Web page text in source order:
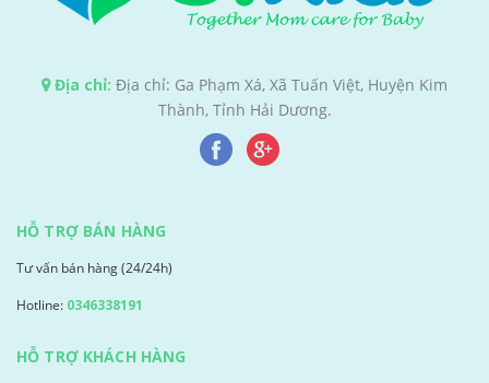
Địa chỉ: Địa chỉ: Ga Phạm Xá, Xã Tuấn Việt, Huyện Kim
Thành, Tỉnh Hải Dương.
HỖ TRỢ BÁN HÀNG
Tư vấn bán hàng (24/24h)
Hotline: 0346338191
HỖ TRỢ KHÁCH HÀNG